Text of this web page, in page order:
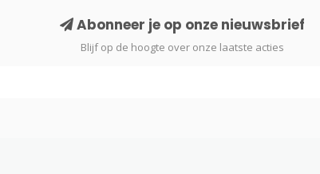
Abonneer je op onze nieuwsbrief
Blijf op de hoogte over onze laatste acties